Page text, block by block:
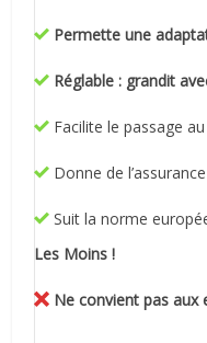
Permette une
Réglable : grandit
Facilite le passage
Donne de
Suit la norme
Les Moins !
Ne convient pas aux